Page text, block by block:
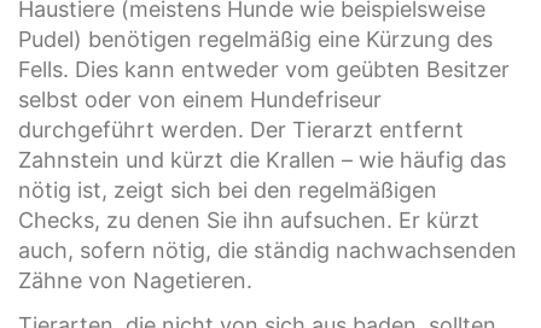
Haustiere (meistens Hunde wie beispielsweise
Pudel) benötigen regelmäßig eine Kürzung des
Fells. Dies kann entweder vom geübten Besitzer
selbst oder von einem Hundefriseur
durchgeführt werden. Der Tierarzt entfernt
Zahnstein und kürzt die Krallen – wie häufig das
nötig ist, zeigt sich bei den regelmäßigen
Checks, zu denen Sie ihn aufsuchen. Er kürzt
auch, sofern nötig, die ständig nachwachsenden
Zähne von Nagetieren.